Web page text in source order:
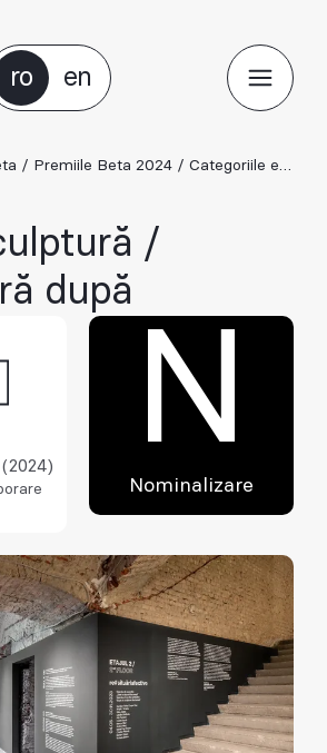
ro en
/ Premiile Beta 2024 / Categoriile ediției 2024
/
după
N
Nominalizare